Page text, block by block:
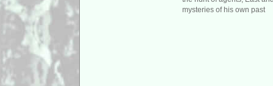
mysteries of his own past